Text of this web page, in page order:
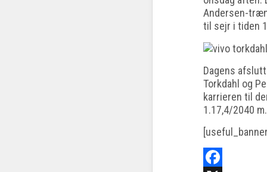
Andersen-
til sejr i tiden
Dagens
Torkdahl og
karrieren til
1.17,4/2040